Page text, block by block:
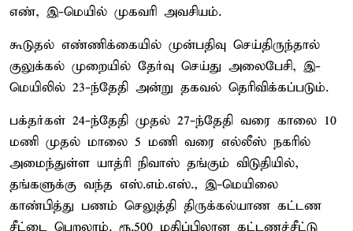
எண், இ-மெயில் முகவரி அவசியம்.
கூடுதல் எண்ணிக்கையில் முன்பதிவு செய்திருந்தால்
குலுக்கல் முறையில் தேர்வு செய்து அலைபேசி, இ-
மெயிலில் 23-ந்தேதி அன்று தகவல் தெரிவிக்கப்படும்.
பக்தர்கள் 24-ந்தேதி முதல் 27-ந்தேதி வரை காலை 10
மணி முதல் மாலை 5 மணி வரை எல்லீஸ் நகரில்
அமைந்துள்ள யாத்ரி நிவாஸ் தங்கும் விடுதியில்,
தங்களுக்கு வந்த எஸ்.எம்.எஸ்., இ-மெயிலை
காண்பித்து பணம் செலுத்தி திருக்கல்யாண கட்டண
சீட்டை பெறலாம். ரூ.500 மதிப்பிலான கட்டணச்சீட்டு